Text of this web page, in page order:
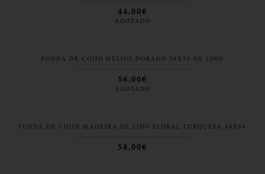
44,00€
AGOTADO
FUNDA DE COJÍN HELIOS DORADO 50X50 DE LINO
56,00€
AGOTADO
FUNDA DE COJÍN MADEIRA DE LINO FLORAL TURQUESA 40X60
58,00€